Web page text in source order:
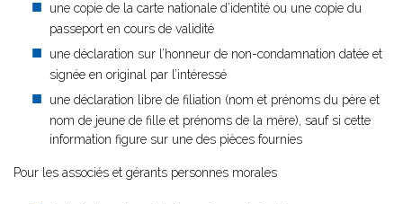
une copie de la carte nationale d’identité ou une copie du
passeport en cours de validité
une déclaration sur l’honneur de non-condamnation datée et
signée en original par l’intéressé
une déclaration libre de filiation (nom et prénoms du père et
nom de jeune de fille et prénoms de la mère), sauf si cette
information figure sur une des pièces fournies
Pour les associés et gérants personnes morales